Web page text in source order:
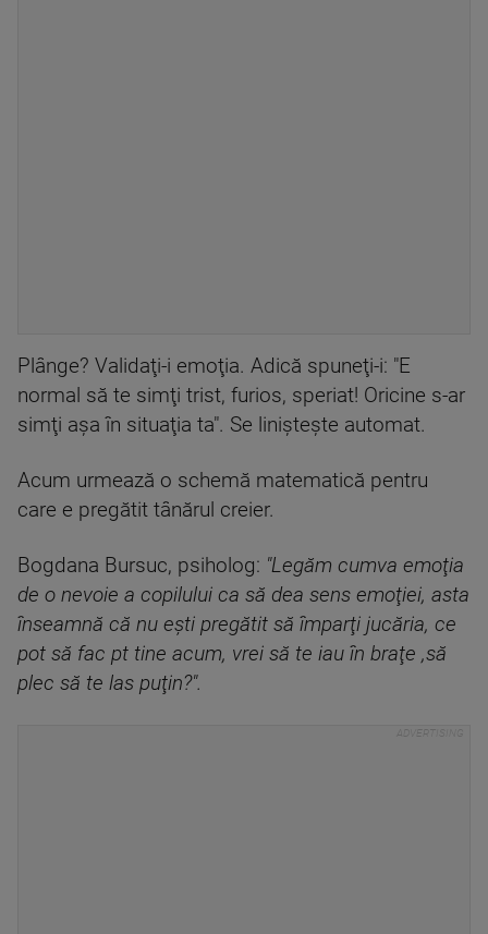
Plânge? Validaţi-i emoţia. Adică spuneţi-i: "E
normal să te simţi trist, furios, speriat! Oricine s-ar
simţi aşa în situaţia ta". Se linişteşte automat.
Acum urmează o schemă matematică pentru
care e pregătit tânărul creier.
Bogdana Bursuc, psiholog: "Legăm cumva emoţia
de o nevoie a copilului ca să dea sens emoţiei, asta
înseamnă că nu eşti pregătit să împarţi jucăria, ce
pot să fac pt tine acum, vrei să te iau în braţe ,să
plec să te las puţin?".